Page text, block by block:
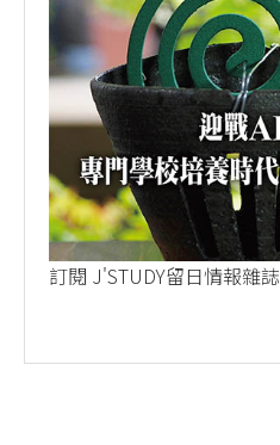
訂閱 J'STUDY留日情報雜誌